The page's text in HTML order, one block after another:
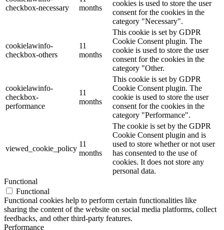
checkbox-necessary
months
cookies is used to store the user
consent for the cookies in the
category "Necessary".
cookielawinfo-
checkbox-others
11
months
This cookie is set by GDPR
Cookie Consent plugin. The
cookie is used to store the user
consent for the cookies in the
category "Other.
cookielawinfo-
checkbox-
performance
11
months
This cookie is set by GDPR
Cookie Consent plugin. The
cookie is used to store the user
consent for the cookies in the
category "Performance".
viewed_cookie_policy
11
months
The cookie is set by the GDPR
Cookie Consent plugin and is
used to store whether or not user
has consented to the use of
cookies. It does not store any
personal data.
Functional
Functional
Functional cookies help to perform certain functionalities like
sharing the content of the website on social media platforms, collect
feedbacks, and other third-party features.
Performance